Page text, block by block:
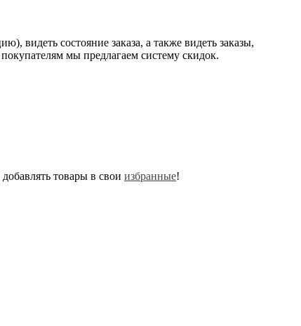
видеть состояние заказа, а также видеть заказы,
мы предлагаем систему скидок.
товары в свои избранные!